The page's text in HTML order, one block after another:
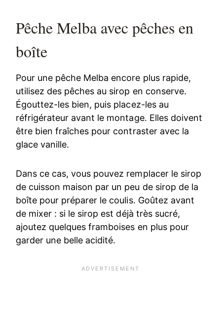
Pêche Melba avec pêches en
boîte
Pour une pêche Melba encore plus rapide,
utilisez des pêches au sirop en conserve.
Égouttez-les bien, puis placez-les au
réfrigérateur avant le montage. Elles doivent
être bien fraîches pour contraster avec la
glace vanille.
Dans ce cas, vous pouvez remplacer le sirop
de cuisson maison par un peu de sirop de la
boîte pour préparer le coulis. Goûtez avant
de mixer : si le sirop est déjà très sucré,
ajoutez quelques framboises en plus pour
garder une belle acidité.